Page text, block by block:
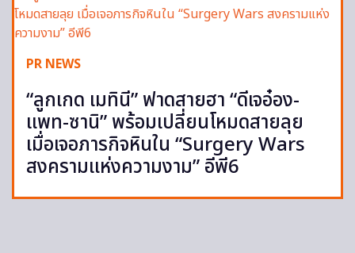
PR NEWS
“ลูกเกด เมทินี” ฟาดสายฮา “ดีเจอ๋อง-
แพท-ซานิ” พร้อมเปลี่ยนโหมดสายลุย
เมื่อเจอภารกิจหินใน “Surgery Wars
สงครามแห่งความงาม” อีพี6